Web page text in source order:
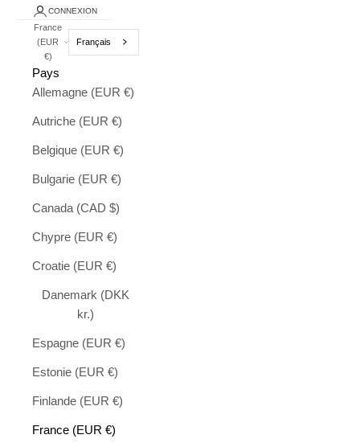
CONNEXION
France
(EUR
€)
Français
Pays
Allemagne (EUR €)
Autriche (EUR €)
Belgique (EUR €)
Bulgarie (EUR €)
Canada (CAD $)
Chypre (EUR €)
Croatie (EUR €)
Danemark (DKK
kr.)
Espagne (EUR €)
Estonie (EUR €)
Finlande (EUR €)
France (EUR €)